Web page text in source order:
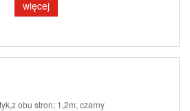
więcej
obu stron; 1,2m; czarny